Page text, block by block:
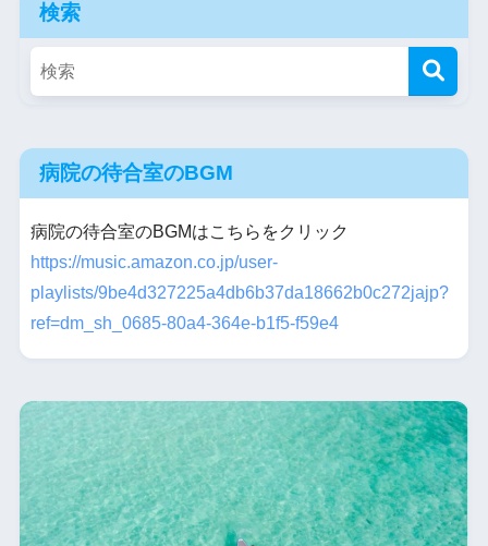
検索
病院の待合室のBGM
病院の待合室のBGMはこちらをクリック
https://music.amazon.co.jp/user-
playlists/9be4d327225a4db6b37da18662b0c272jajp?
ref=dm_sh_0685-80a4-364e-b1f5-f59e4